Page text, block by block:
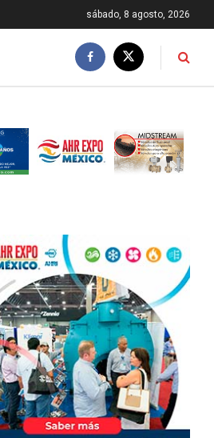
sábado, 8 agosto, 2026